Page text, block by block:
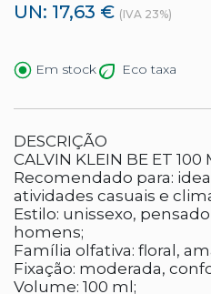
UN: 17,63 € (IVA 23%)
Em stock Eco taxa
DESCRIÇÃO
CALVIN KLEIN BE ET 100
Recomendado para:
atividades casuais e
Estilo: unissexo,
homens;
Família olfativa: floral,
Fixação: moderada,
Volume: 100 ml;